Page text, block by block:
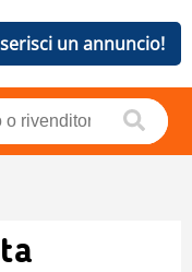
un annuncio!